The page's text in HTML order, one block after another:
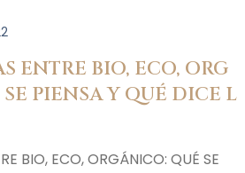
ENTRE BIO, ECO, ORG
PIENSA Y QUÉ DICE L
BIO, ECO, ORGÁNICO: QUÉ SE